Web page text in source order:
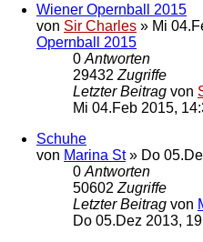
Wiener Opernball 2015
von Sir Charles » Mi
Opernball 2015
0 Antworten
29432 Zugriffe
Letzter Beitrag von
Mi 04.Feb 2015,
Schuhe
von Marina St» Do
0 Antworten
50602 Zugriffe
Letzter Beitrag von
Do 05.Dez 2013,